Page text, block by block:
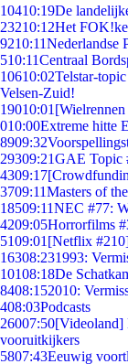
10410:19De
23210:12Het
9210:11Nederlandse
510:11Centraal
10610:02Telstar-
Velsen-Zuid!
19010:01
010:00Extreme hitte
8909:32
29309:21GAE Topic
4309:17
3709:11Masters of
18509:11NEC #77:
4209:05Horrorfilms
5109:01 [Netflix
16308:231993:
10108:18De
8408:152010:
408:03Podcasts
26007:50[Videoland]
vooruitkijkers
5807:43Eeuwig